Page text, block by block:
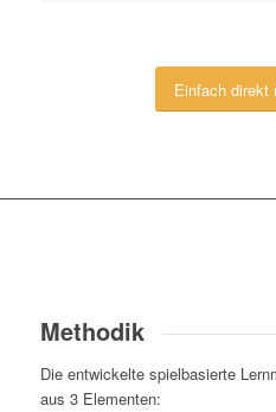
Einfach direkt
Methodik
Die entwickelte spielbasierte
aus 3 Elementen: